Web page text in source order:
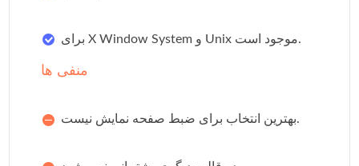
برای X Window System و Unix موجود است.
منفی ها
بهترین انتخاب برای ضبط صفحه نمایش نیست.